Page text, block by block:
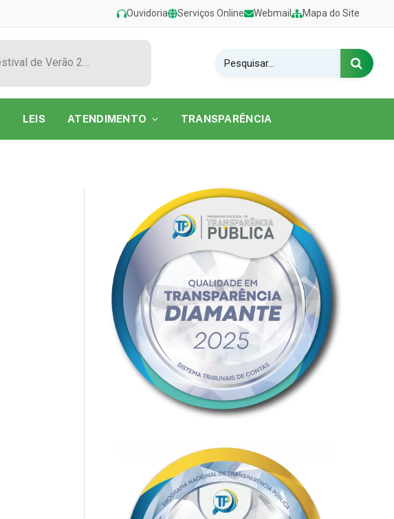
Ouvidoria Serviços Online Webmail Mapa do Site
Show de Tarcísio do Acordeon encerra o Festival de Verão 2026 na Praia do Caripi
LEIS ATENDIMENTO TRANSPARÊNCIA